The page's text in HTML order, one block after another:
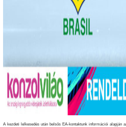
A kezdeti lelkesedés után belsős EA-kontaktunk információi alapján